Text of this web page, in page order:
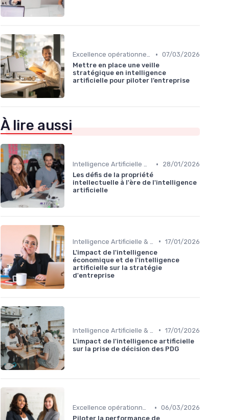
Excellence opérationnelle • 07/03/2026
Mettre en place une veille
stratégique en intelligence
artificielle pour piloter l’entreprise
À lire aussi
Intelligence Artificielle & stratégie •
28/01/2026
Les défis de la propriété
intellectuelle à l'ère de l'intelligence
artificielle
• 17/01/2026
L'impact de l'intelligence
économique et de l'intelligence
artificielle sur la stratégie
d'entreprise
• 17/01/2026
L'impact de l'intelligence artificielle
sur la prise de décision des PDG
Excellence opérationnelle • 06/03/2026
Piloter la performance de